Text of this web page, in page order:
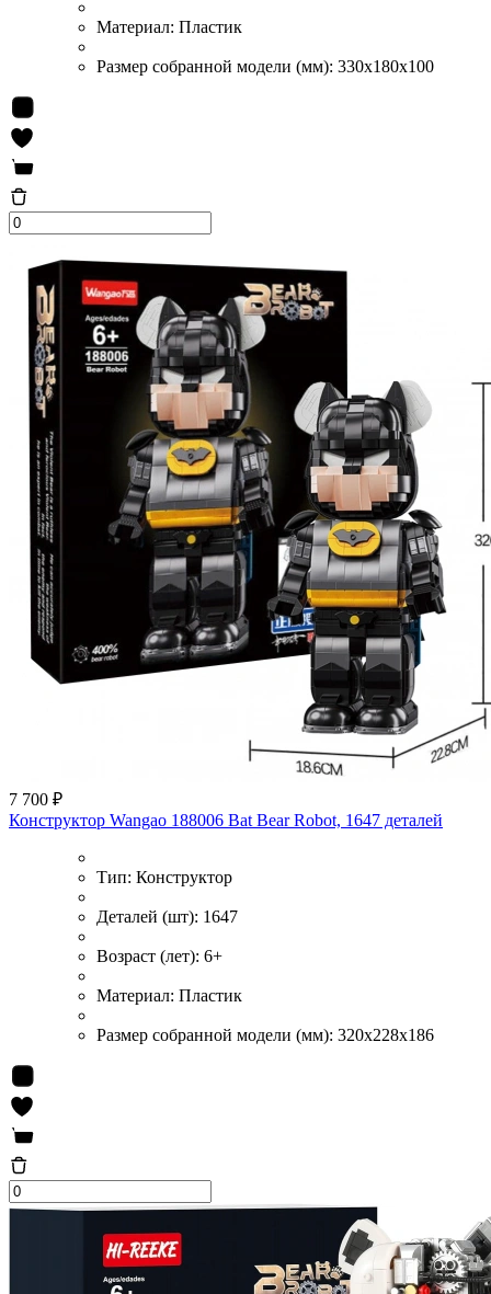
Материал: Пластик
Размер собранной модели (мм): 330x180x100
7 700 ₽
Конструктор Wangao 188006 Bat Bear Robot, 1647 деталей
Тип: Конструктор
Деталей (шт): 1647
Возраст (лет): 6+
Материал: Пластик
Размер собранной модели (мм): 320x228x186